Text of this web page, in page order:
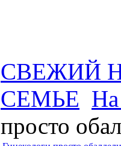
СВЕЖИЙ
СЕМЬЕ На
просто